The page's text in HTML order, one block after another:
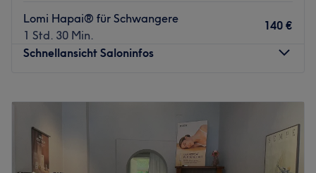
Lomi Hapai® für Schwangere
1 Std. 30 Min.
140 €
Schnellansicht Saloninfos
Mittwoch
Donnerstag
20:00
Freitag
10:00
20:00